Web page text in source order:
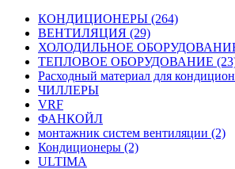
КОНДИЦИОНЕРЫ (264)
ВЕНТИЛЯЦИЯ (29)
ХОЛОДИЛЬНОЕ
ТЕПЛОВОЕ ОБОРУДОВАНИЕ
Расходный материал для
ЧИЛЛЕРЫ
VRF
ФАНКОЙЛ
монтажник систем вентиляции (2)
Кондиционеры (2)
ULTIMA